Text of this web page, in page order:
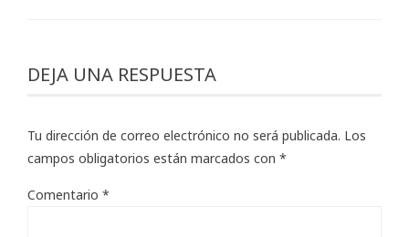
DEJA UNA RESPUESTA
Tu dirección de correo electrónico no será publicada. Los
campos obligatorios están marcados con *
Comentario *